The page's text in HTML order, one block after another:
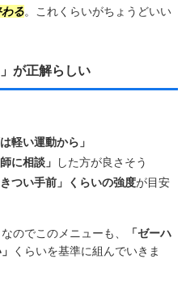
る。これくらいがちょうどいい
が正解らしい
は軽い運動から」
に相談」
した方が良さそう
きつい手前」くらいの強度が目安
のでこのメニューも、
「ゼーハ
くらいを基準に組んでいきま